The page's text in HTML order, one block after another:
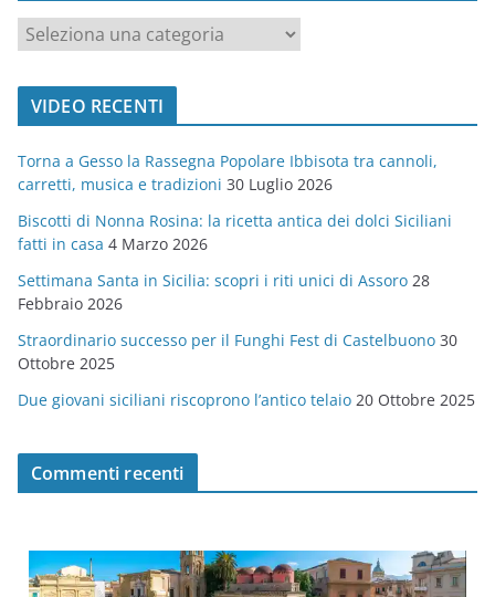
t
o
r
i
e
VIDEO RECENTI
Torna a Gesso la Rassegna Popolare Ibbisota tra cannoli,
carretti, musica e tradizioni 30 Luglio 2026
Biscotti di Nonna Rosina: la ricetta antica dei dolci Siciliani
fatti in casa 4 Marzo 2026
Settimana Santa in Sicilia: scopri i riti unici di Assoro 28
Febbraio 2026
Straordinario successo per il Funghi Fest di Castelbuono 30
Ottobre 2025
Due giovani siciliani riscoprono l’antico telaio 20 Ottobre 2025
Commenti recenti